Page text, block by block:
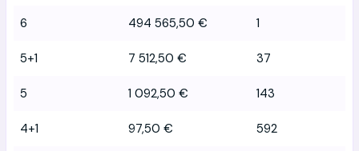
6 494 565,50 € 1
5+1 7 512,50 € 37
5 1 092,50 € 143
4+1 97,50 € 592